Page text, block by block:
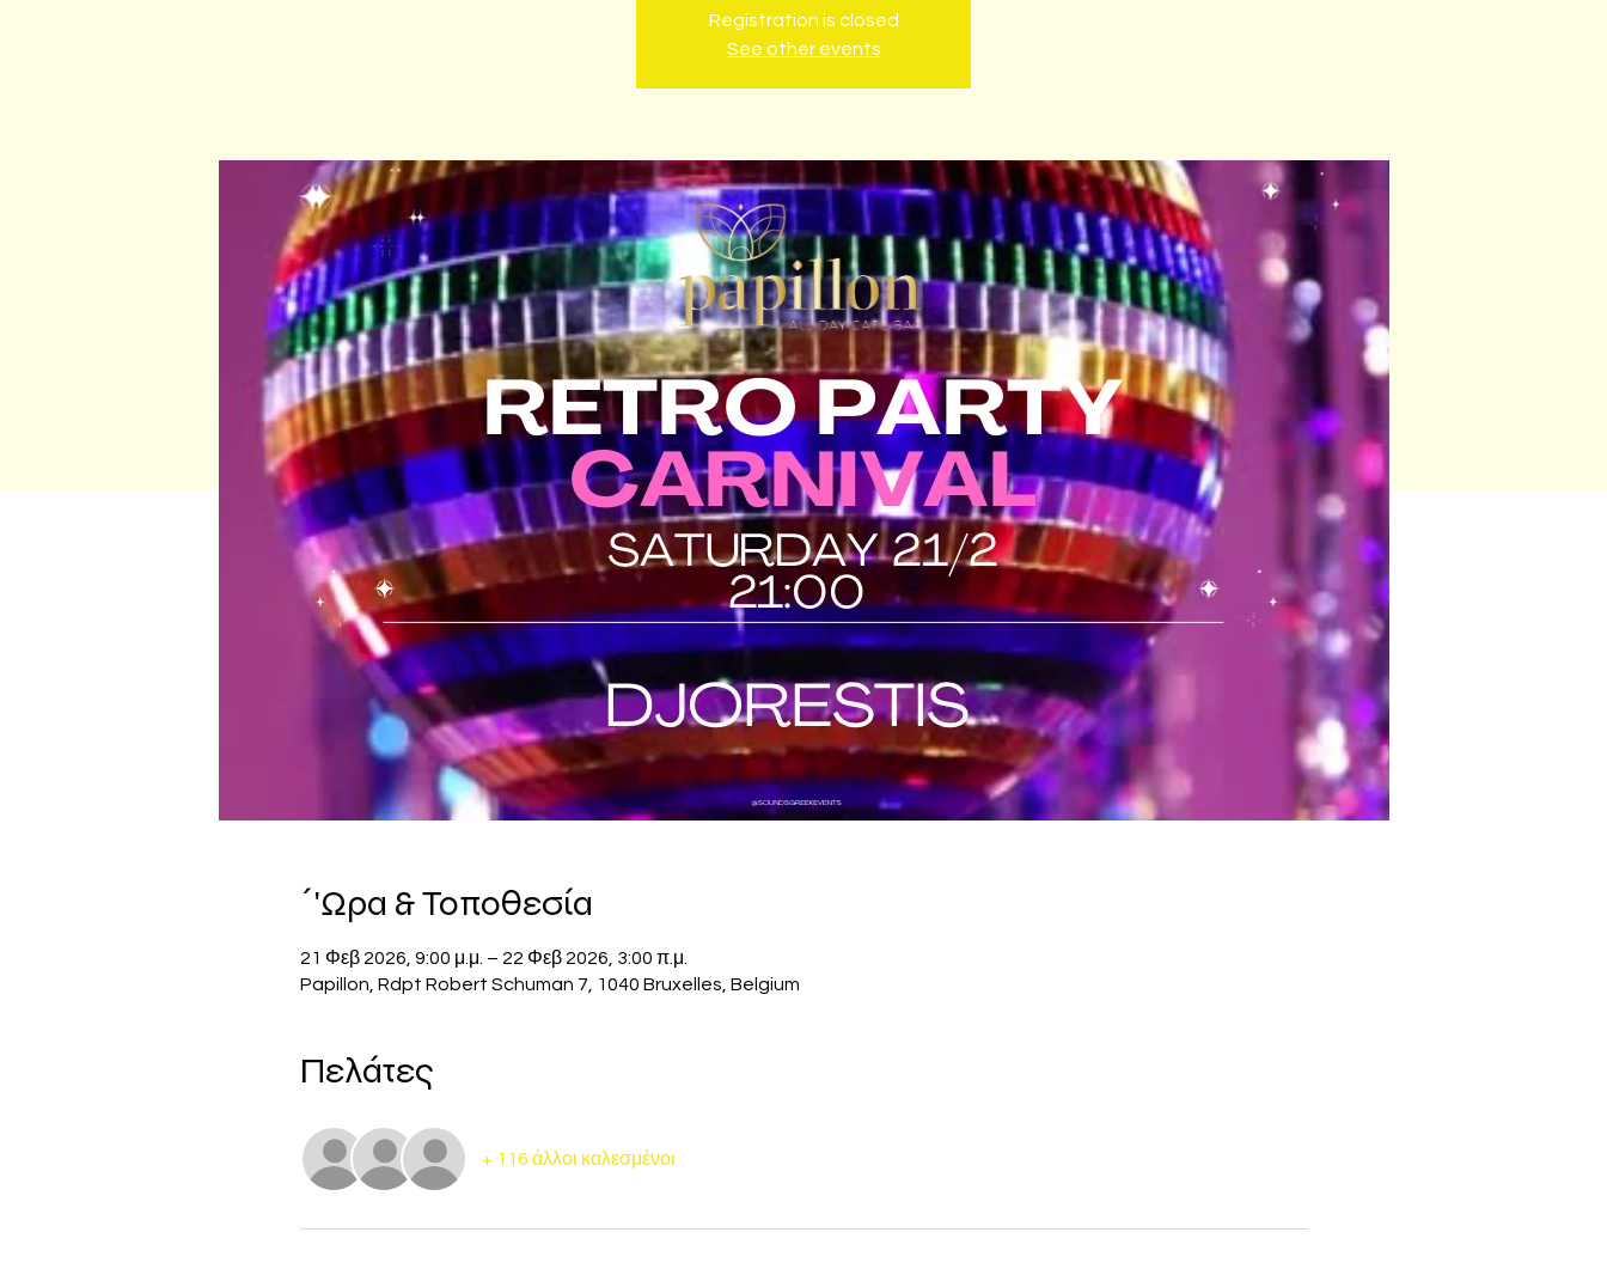
Registration is closed
See other events
΄'Ωρα & Τοποθεσία
21 Φεβ 2026, 9:00 μ.μ. – 22 Φεβ 2026, 3:00 π.μ.
Papillon, Rdpt Robert Schuman 7, 1040 Bruxelles, Belgium
Πελάτες
+ 116 άλλοι καλεσμένοι